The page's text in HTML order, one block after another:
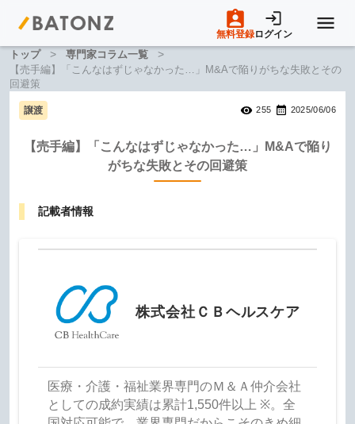
無料登録ログイン
トップページ
M&A案件一覧
売りたい方へ
M&A専門家の方へ
トップ > 専門家コラム一覧 >
【売手編】「こんなはずじゃなかった…」M&Aで陥りがちな失敗とその
回避策
譲渡 255 2025/06/06
【売手編】「こんなはずじゃなかった…」M&Aで陥り
がちな失敗とその回避策
記載者情報
株式会社ＣＢヘルスケア
医療・介護・福祉業界専門のＭ＆Ａ仲介会社
としての成約実績は累計1,550件以上 ※。全